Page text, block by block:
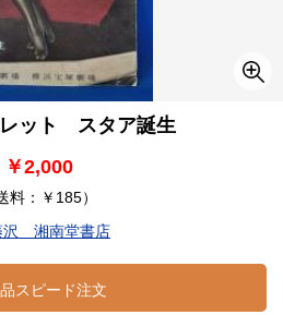
ット スタア誕生
￥2,000
料：￥185）
沢 湘南堂書店
スピード注文